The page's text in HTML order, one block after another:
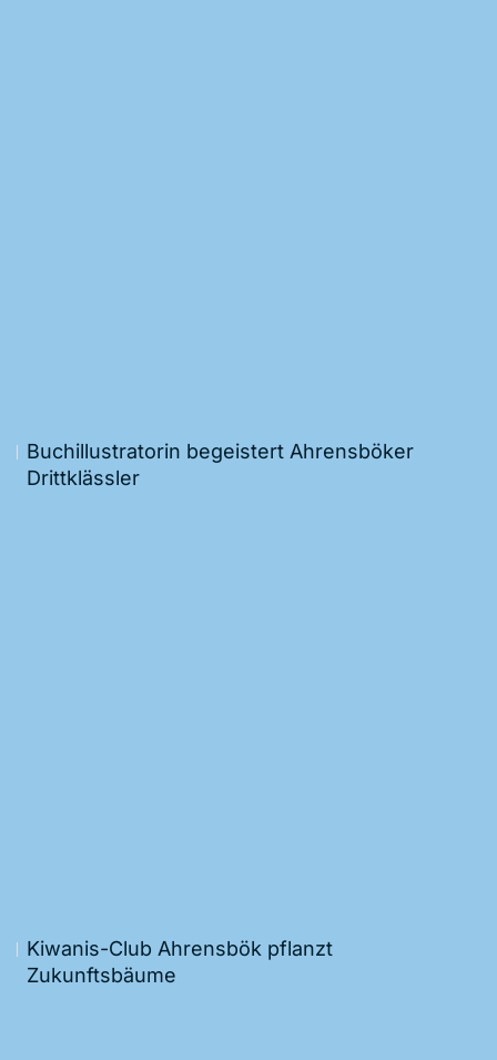
Buchillustratorin begeistert Ahrensböker
Drittklässler
Kiwanis-Club Ahrensbök pflanzt
Zukunftsbäume